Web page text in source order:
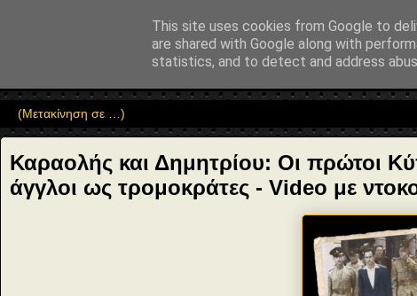
Αέναη επΑνάσταση
Καραολής και Δημητρίου: Οι πρώτοι
άγγλοι ως τρομοκράτες - Video με
This site uses cookies from Google to
are shared with Google along with
statistics, and to detect and address